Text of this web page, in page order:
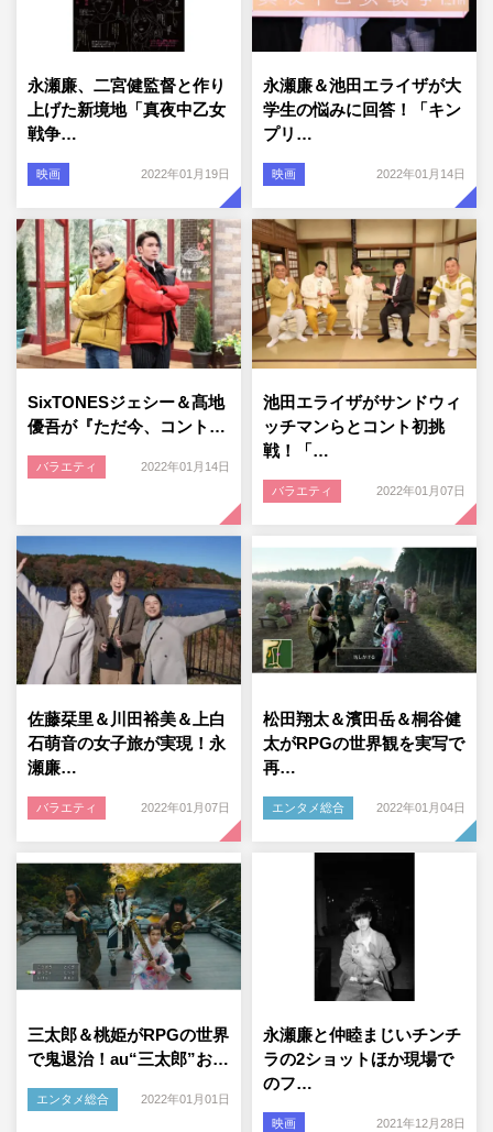
永瀬廉、二宮健監督と作り
上げた新境地「真夜中乙女
戦争…
映画 2022年01月19日
永瀬廉＆池田エライザが大
学生の悩みに回答！「キン
プリ…
映画 2022年01月14日
SixTONESジェシー＆髙地
優吾が『ただ今、コント…
バラエティ 2022年01月14日
池田エライザがサンドウィ
ッチマンらとコント初挑
戦！「…
バラエティ 2022年01月07日
佐藤栞里＆川田裕美＆上白
石萌音の女子旅が実現！永
瀬廉…
バラエティ 2022年01月07日
松田翔太＆濱田岳＆桐谷健
太がRPGの世界観を実写で
再…
エンタメ総合 2022年01月04日
三太郎＆桃姫がRPGの世界
で鬼退治！au“三太郎”お…
エンタメ総合 2022年01月01日
永瀬廉と仲睦まじいチンチ
ラの2ショットほか現場で
のフ…
映画 2021年12月28日